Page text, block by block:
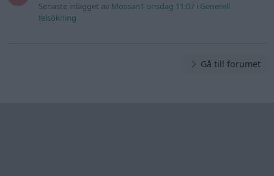
Senaste inlägget av Mossan1 onsdag 11:07 i Generell
felsökning
Gå till forumet